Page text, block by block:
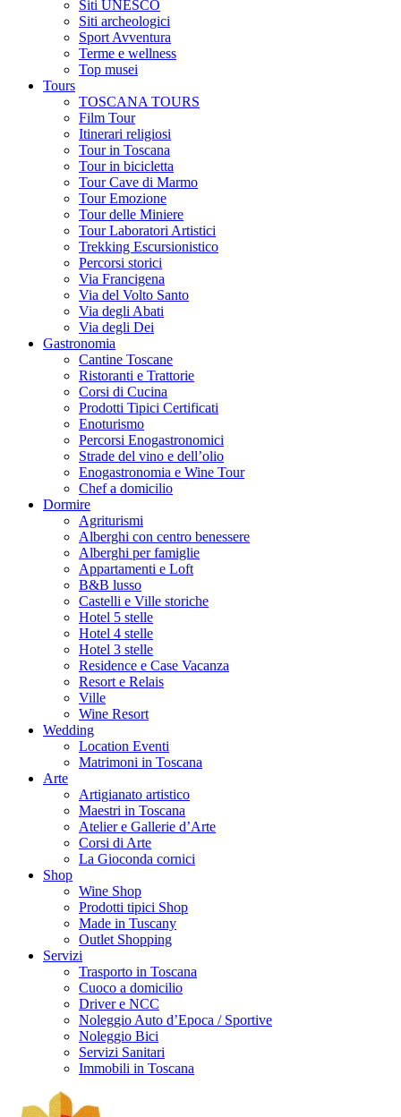
Siti UNESCO
Siti archeologici
Sport Avventura
Terme e wellness
Top musei
Tours
TOSCANA TOURS
Film Tour
Itinerari religiosi
Tour in Toscana
Tour in bicicletta
Tour Cave di Marmo
Tour Emozione
Tour delle Miniere
Tour Laboratori Artistici
Trekking Escursionistico
Percorsi storici
Via Francigena
Via del Volto Santo
Via degli Abati
Via degli Dei
Gastronomia
Cantine Toscane
Ristoranti e Trattorie
Corsi di Cucina
Prodotti Tipici Certificati
Enoturismo
Percorsi Enogastronomici
Strade del vino e dell’olio
Enogastronomia e Wine Tour
Chef a domicilio
Dormire
Agriturismi
Alberghi con centro benessere
Alberghi per famiglie
Appartamenti e Loft
B&B lusso
Castelli e Ville storiche
Hotel 5 stelle
Hotel 4 stelle
Hotel 3 stelle
Residence e Case Vacanza
Resort e Relais
Ville
Wine Resort
Wedding
Location Eventi
Matrimoni in Toscana
Arte
Artigianato artistico
Maestri in Toscana
Atelier e Gallerie d’Arte
Corsi di Arte
La Gioconda cornici
Shop
Wine Shop
Prodotti tipici Shop
Made in Tuscany
Outlet Shopping
Servizi
Trasporto in Toscana
Cuoco a domicilio
Driver e NCC
Noleggio Auto d’Epoca / Sportive
Noleggio Bici
Servizi Sanitari
Immobili in Toscana